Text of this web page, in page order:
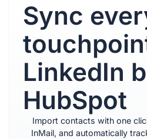
Sync
LinkedIn
HubSpot
Import contacts with one
InMail, and automatically